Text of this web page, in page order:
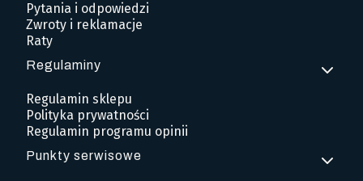
Pytania i odpowiedzi
Zwroty i reklamacje
Raty
Regulaminy
Regulamin sklepu
Polityka prywatności
Regulamin programu opinii
Punkty serwisowe